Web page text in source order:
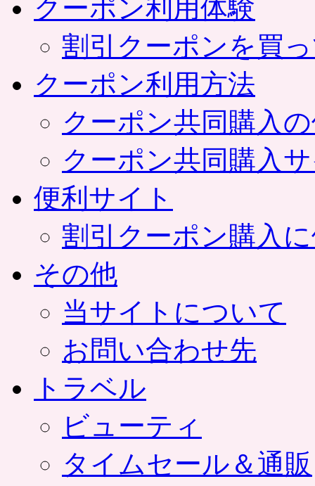
クーポン利用体験
割引クーポンを買
クーポン利用方法
クーポン共同購入
クーポン共同購入
便利サイト
割引クーポン購入
その他
当サイトについて
お問い合わせ先
トラベル
ビューティ
タイムセール＆通販